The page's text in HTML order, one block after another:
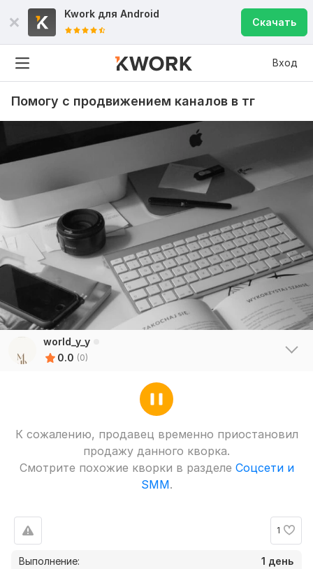
Kwork для Android
Скачать
Вход
Помогу с продвижением каналов в тг
world_y_y
0.0 (0)
К сожалению, продавец временно приостановил
продажу данного кворка.
Смотрите похожие кворки в разделе Соцсети и
SMM.
1
Выполнение:
1 день